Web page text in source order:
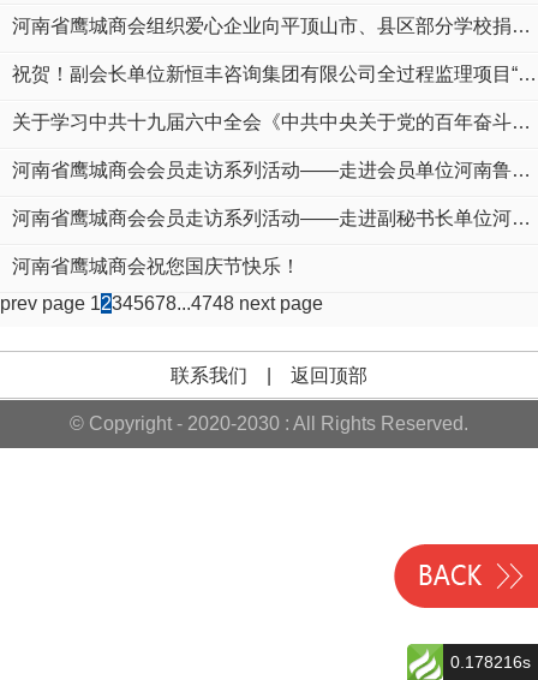
河南省鹰城商会组织爱心企业向平顶山市、县区部分学校捐赠3000余册《古诗巧记忆》图书
祝贺！副会长单位新恒丰咨询集团有限公司全过程监理项目“平顶山市第一人民医院新院区（含市儿童医院）项目”正式开诊
关于学习中共十九届六中全会《中共中央关于党的百年奋斗重大成就和历史经验的决议》的通知
河南省鹰城商会会员走访系列活动——走进会员单位河南鲁山炜成实业有限公司
河南省鹰城商会会员走访系列活动——走进副秘书长单位河南喜洋洋永盛实业有限公司
河南省鹰城商会祝您国庆节快乐！
prev page 12345678...4748 next page
联系我们 返回顶部
© Copyright - 2020-2030 : All Rights Reserved.
0.178216s